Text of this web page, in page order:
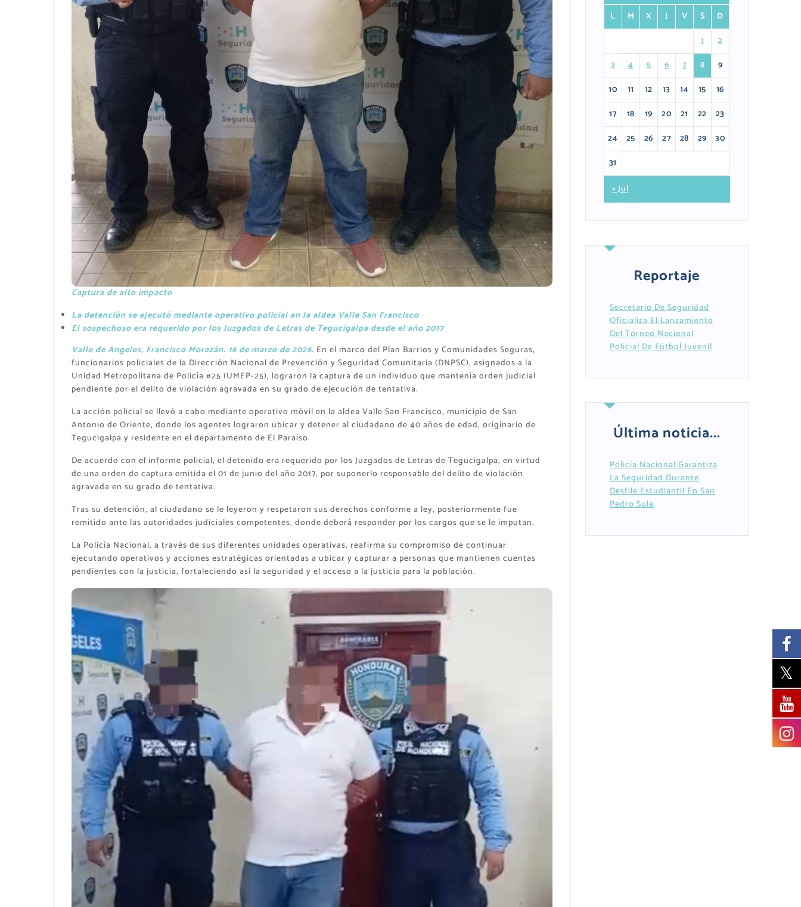
Captura de alto impacto
La detención se ejecutó mediante operativo policial en la aldea Valle San Francisco
El sospechoso era requerido por los Juzgados de Letras de Tegucigalpa desde el año 2017
Valle de Angeles, Francisco Morazán. 16 de marzo de 2026. En el marco del Plan Barrios y Comunidades Seguras,
funcionarios policiales de la Dirección Nacional de Prevención y Seguridad Comunitaria (DNPSC), asignados a la
Unidad Metropolitana de Policía #25 (UMEP-25), lograron la captura de un individuo que mantenía orden judicial
pendiente por el delito de violación agravada en su grado de ejecución de tentativa.
La acción policial se llevó a cabo mediante operativo móvil en la aldea Valle San Francisco, municipio de San
Antonio de Oriente, donde los agentes lograron ubicar y detener al ciudadano de 40 años de edad, originario de
Tegucigalpa y residente en el departamento de El Paraíso.
De acuerdo con el informe policial, el detenido era requerido por los Juzgados de Letras de Tegucigalpa, en virtud
de una orden de captura emitida el 01 de junio del año 2017, por suponerlo responsable del delito de violación
agravada en su grado de tentativa.
Tras su detención, al ciudadano se le leyeron y respetaron sus derechos conforme a ley, posteriormente fue
remitido ante las autoridades judiciales competentes, donde deberá responder por los cargos que se le imputan.
La Policía Nacional, a través de sus diferentes unidades operativas, reafirma su compromiso de continuar
ejecutando operativos y acciones estratégicas orientadas a ubicar y capturar a personas que mantienen cuentas
pendientes con la justicia, fortaleciendo así la seguridad y el acceso a la justicia para la población.
L
M X J V S
D
1
2
3
4 5 6 7 8
9
10
11 12 13 14 15
16
17
18 19 20 21 22
23
24
25 26 27 28 29
30
31
« Jul
Reportaje
Secretario De Seguridad
Oficializa El Lanzamiento
Del Torneo Nacional
Policial De Fútbol Juvenil
Última noticia...
Policía Nacional Garantiza
La Seguridad Durante
Desfile Estudiantil En San
Pedro Sula